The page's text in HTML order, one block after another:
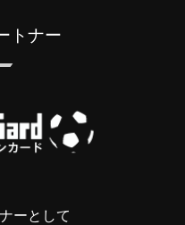
トナー
ーとして